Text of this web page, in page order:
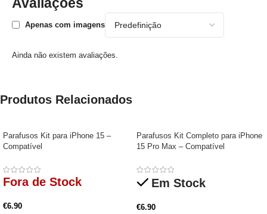
Apenas com imagens
Ainda não existem avaliações.
Produtos Relacionados
Parafusos Kit para iPhone 15 –
Compatível
Fora de Stock
€6.90
Parafusos Kit Completo para iPhone
15 Pro Max – Compatível
Em Stock
€6.90